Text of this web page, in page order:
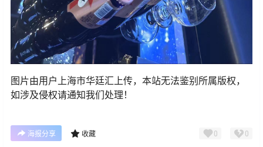
图片由用户上海市华廷汇上传，本站无法鉴别所属版权，
如涉及侵权请通知我们处理！
海报分享 收藏 0 0